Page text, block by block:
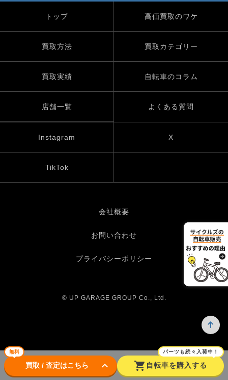
無料
買取 / 査定はこちら keyboard_arrow_down shopping_cart
パーツも続々入荷中！
自転車を購入する
トップ 高価買取のワケ
買取方法 買取カテゴリー
買取実績 自転車のコラム
店舗一覧 よくある質問
Instagram X
TikTok
会社概要
お問い合わせ
プライバシーポリシー
© UP GARAGE GROUP Co., Ltd.